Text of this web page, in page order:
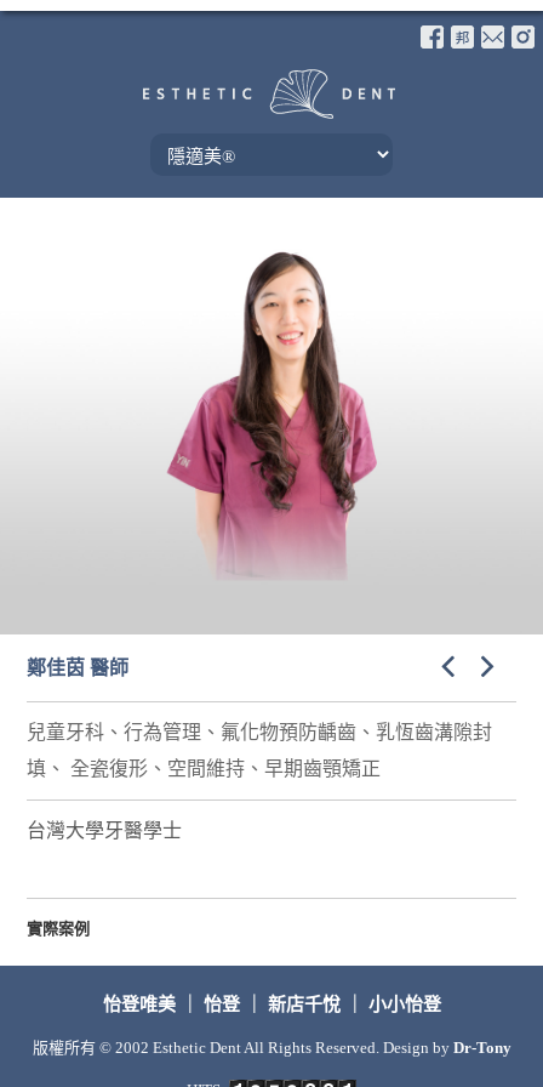
鄭佳茵 醫師
兒童牙科、行為管理、氟化物預防齲齒、乳恆齒溝隙封
填、 全瓷復形、空間維持、早期齒顎矯正
台灣大學牙醫學士
實際案例
怡登唯美 怡登 新店千悅 小小怡登
版權所有 © 2002 Esthetic Dent All Rights Reserved. Design by Dr-Tony